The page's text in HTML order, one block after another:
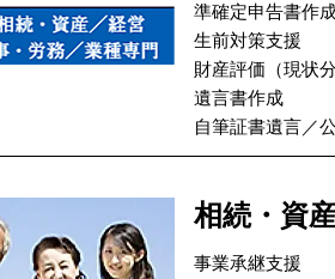
準確定申告書作
生前対策支援
財産評価（現状
遺言書作成
自筆証書遺言／
相続・資
事業承継支援